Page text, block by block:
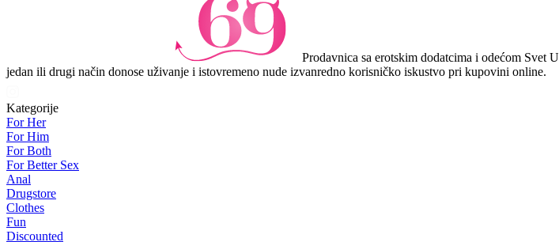
Prodavnica sa erotskim dodatcima i odećom Svet
jedan ili drugi način donose uživanje i istovremeno nude izvanredno korisničko iskustvo pri kupovini online.
Kategorije
For Her
For Him
For Both
For Better Sex
Anal
Drugstore
Clothes
Fun
Discounted